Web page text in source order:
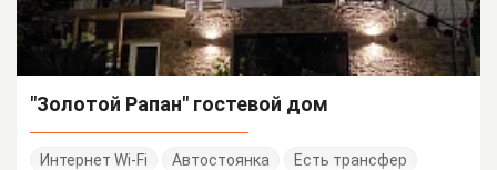
"Золотой Рапан" гостевой дом
Интернет Wi-Fi Автостоянка Есть трансфер